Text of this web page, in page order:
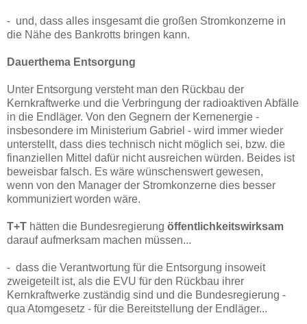
- und, dass alles insgesamt die großen Stromkonzerne in
die Nähe des Bankrotts bringen kann.
Dauerthema Entsorgung
Unter Entsorgung versteht man den Rückbau der
Kernkraftwerke und die Verbringung der radioaktiven Abfälle
in die Endläger. Von den Gegnern der Kernenergie -
insbesondere im Ministerium Gabriel - wird immer wieder
unterstellt, dass dies technisch nicht möglich sei, bzw. die
finanziellen Mittel dafür nicht ausreichen würden. Beides ist
beweisbar falsch. Es wäre wünschenswert gewesen,
wenn von den Manager der Stromkonzerne dies besser
kommuniziert worden wäre.
T+T hätten die Bundesregierung öffentlichkeitswirksam
darauf aufmerksam machen müssen...
- dass die Verantwortung für die Entsorgung insoweit
zweigeteilt ist, als die EVU für den Rückbau ihrer
Kernkraftwerke zuständig sind und die Bundesregierung -
qua Atomgesetz - für die Bereitstellung der Endläger...